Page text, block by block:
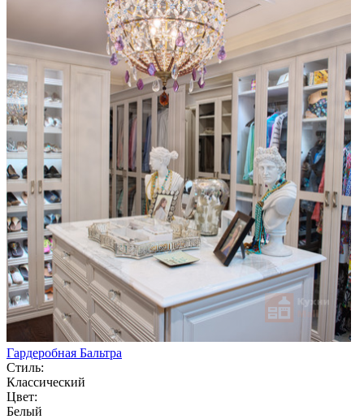
Гардеробная Бальтра
Стиль:
Классический
Цвет:
Белый